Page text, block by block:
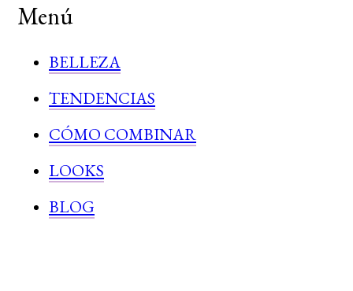
Menú
BELLEZA
TENDENCIAS
CÓMO COMBINAR
LOOKS
BLOG